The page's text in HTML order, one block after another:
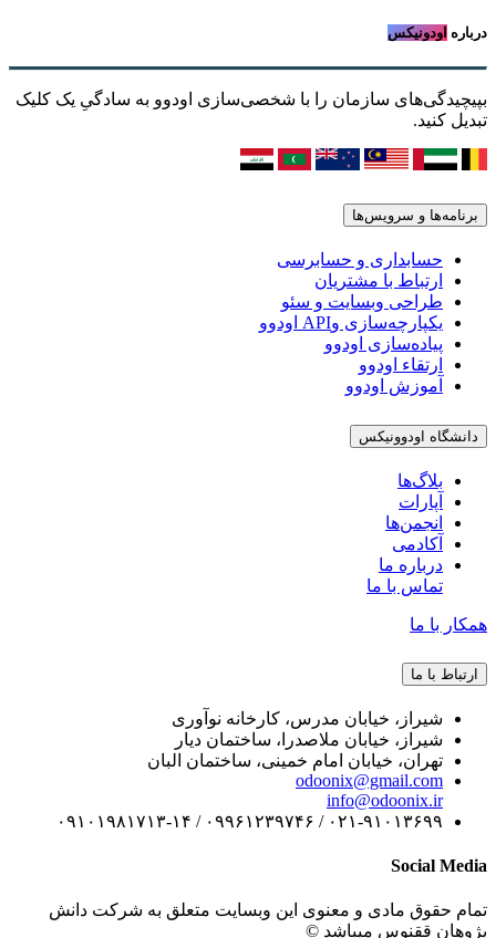
درباره اودونیکس
بپیچیدگی‌های سازمان را با شخصی‌سازی اودوو به سادگیِ یک کلیک
تبدیل کنید.
برنامه‌ها و سرویس‌ها
حسابداری و حسابرسی
ارتباط با مشتریان
طراحی وبسایت و سئو
یکپارچه‌سازی وAPI اودوو
پیاده‌سازی اودوو
ارتقاء اودوو
آموزش اودوو
دانشگاه اودوونیکس
بلاگ‌ها
آپارات
انجمن‌ها
آکادمی
درباره ما
تماس با ما
همکار با ما
ارتباط با ما
شیراز، خیابان مدرس، کارخانه نوآوری
شیراز، خیابان ملاصدرا، ساختمان دیار
تهران، خیابان امام خمینی، ساختمان البان
odoonix@gmail.com
info@odoonix.ir
۰۲۱-۹۱۰۱۳۶۹۹ / ۰۹۹۶۱۲۳۹۷۴۶ / ۰۹۱۰۱۹۸۱۷۱۳-۱۴
Social Media
تمام حقوق مادی و معنوی این وبسایت متعلق به شرکت دانش
پژوهان ققنوس میباشد ©